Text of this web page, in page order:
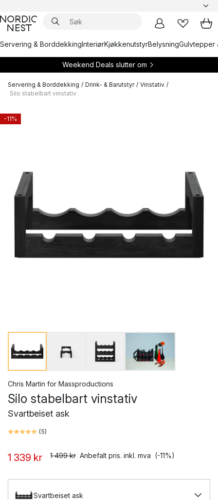
Servering & BorddekkingInteriørKjøkkenutstyrBelysningGulvtepper
Weekend Deals slutter om
Servering & Borddekking / Drink- & Barutstyr / Vinstativ /
Silo stabelbart vinstativ
-11%
Chris Martin for Massproductions
Silo stabelbart vinstativ
Svartbeiset ask
(5)
1 339 kr 1 499 kr Anbefalt pris. inkl. mva (-11%)
Svartbeiset ask